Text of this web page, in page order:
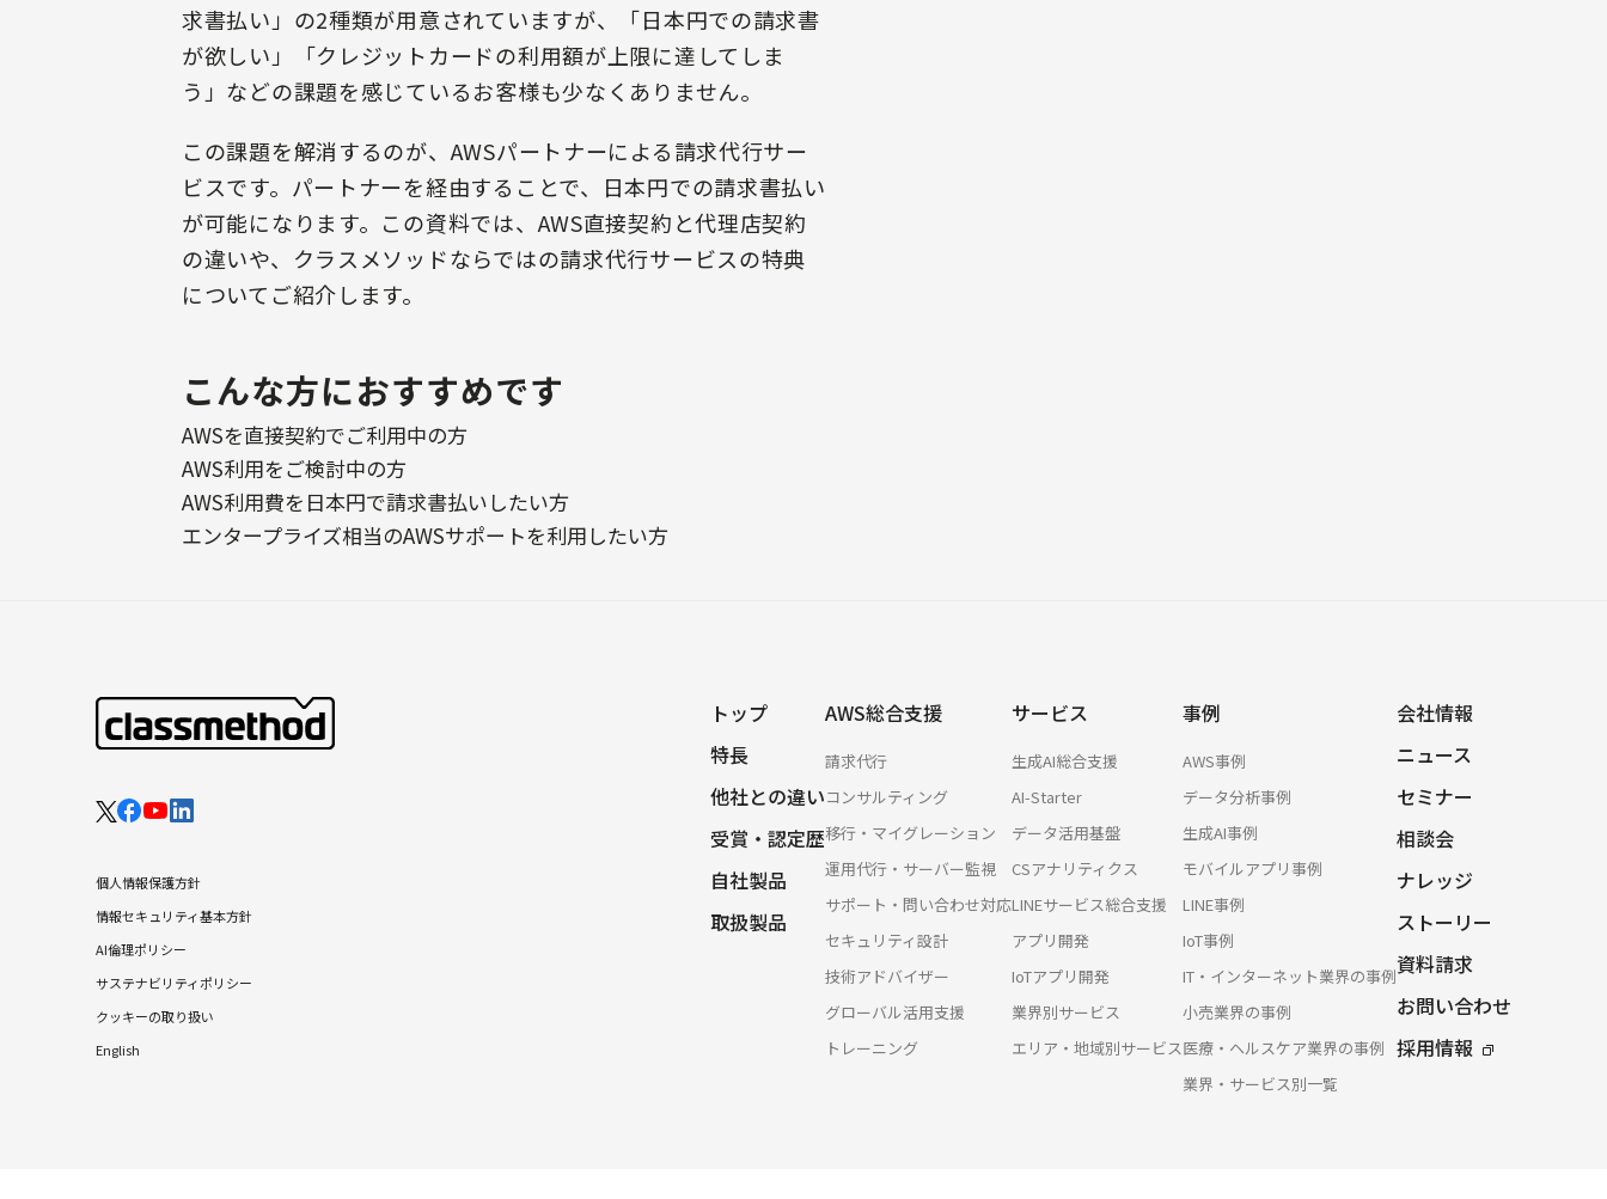
求書払い」の2種類が用意されていますが、「日本円での請求書
が欲しい」「クレジットカードの利用額が上限に達してしま
う」などの課題を感じているお客様も少なくありません。
この課題を解消するのが、AWSパートナーによる請求代行サー
ビスです。パートナーを経由することで、日本円での請求書払い
が可能になります。この資料では、AWS直接契約と代理店契約
の違いや、クラスメソッドならではの請求代行サービスの特典
についてご紹介します。
こんな方におすすめです
AWSを直接契約でご利用中の方
AWS利用をご検討中の方
AWS利用費を日本円で請求書払いしたい方
エンタープライズ相当のAWSサポートを利用したい方
個人情報保護方針
情報セキュリティ基本方針
AI倫理ポリシー
サステナビリティポリシー
クッキーの取り扱い
English
トップ
特長
他社との違い
受賞・認定歴
自社製品
取扱製品
AWS総合支援
請求代行
コンサルティング
移行・マイグレーション
運用代行・サーバー監視
サポート・問い合わせ対応
セキュリティ設計
技術アドバイザー
グローバル活用支援
トレーニング
サービス
生成AI総合支援
AI-Starter
データ活用基盤
CSアナリティクス
LINEサービス総合支援
アプリ開発
IoTアプリ開発
業界別サービス
エリア・地域別サービス
事例
AWS事例
データ分析事例
生成AI事例
モバイルアプリ事例
LINE事例
IoT事例
IT・インターネット業界の事例
小売業界の事例
医療・ヘルスケア業界の事例
業界・サービス別一覧
会社情報
ニュース
セミナー
相談会
ナレッジ
ストーリー
資料請求
お問い合わせ
採用情報